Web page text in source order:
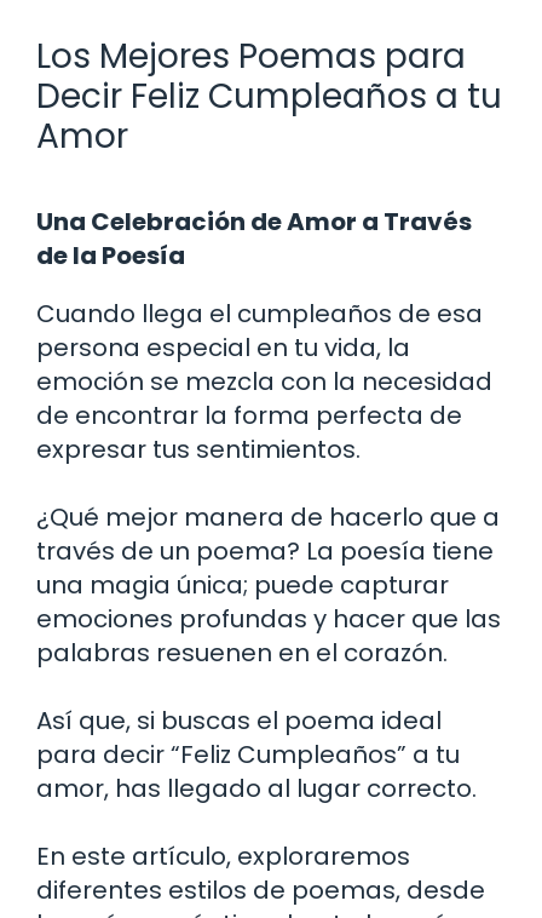
Los Mejores Poemas para
Decir Feliz Cumpleaños a tu
Amor
Una Celebración de Amor a Través
de la Poesía
Cuando llega el cumpleaños de esa
persona especial en tu vida, la
emoción se mezcla con la necesidad
de encontrar la forma perfecta de
expresar tus sentimientos.
¿Qué mejor manera de hacerlo que a
través de un poema? La poesía tiene
una magia única; puede capturar
emociones profundas y hacer que las
palabras resuenen en el corazón.
Así que, si buscas el poema ideal
para decir “Feliz Cumpleaños” a tu
amor, has llegado al lugar correcto.
En este artículo, exploraremos
diferentes estilos de poemas, desde